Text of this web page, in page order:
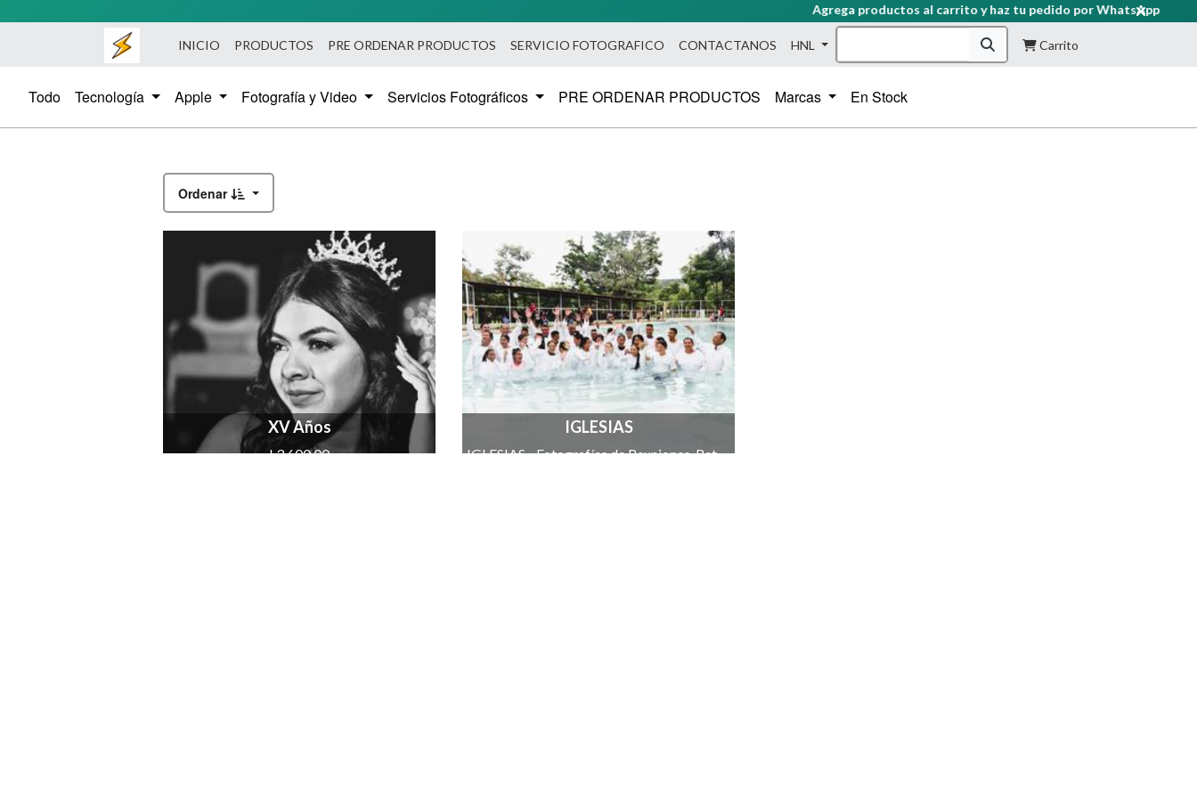
Agrega productos al carrito y haz tu pedido por WhatsApp
INICIO PRODUCTOS PRE ORDENAR PRODUCTOS SERVICIO FOTOGRAFICO CONTACTANOS HNL Carrito
Todo Tecnología Apple Fotografía y Video Servicios Fotográficos PRE ORDENAR PRODUCTOS Marcas En Stock
Ordenar
XV Años
L3,600.00
IGLESIAS
IGLESIAS - Fotografías de Reuniones, Retiros, Bautismos, Campamentos